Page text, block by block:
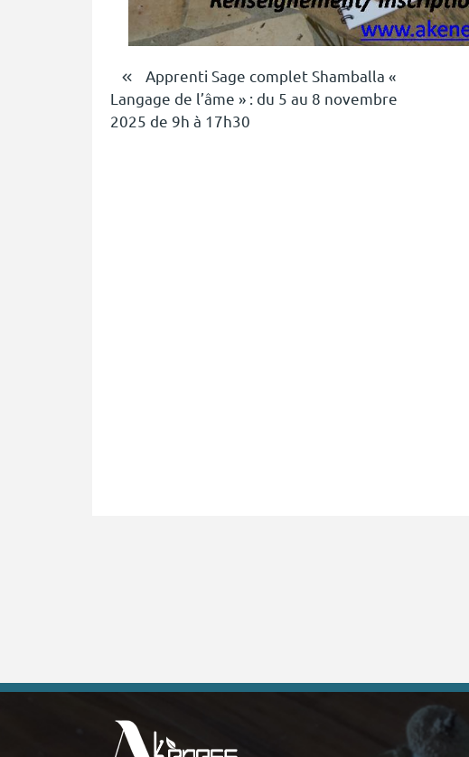
Navigation
de
Apprenti Sage complet Shamballa «
Langage de l’âme » : du 5 au 8 novembre
2025 de 9h à 17h30